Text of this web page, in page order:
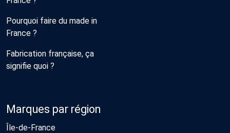
Pourquoi faire du made in
France ?
Fabrication française, ça
signifie quoi ?
Marques par région
Île-de-France